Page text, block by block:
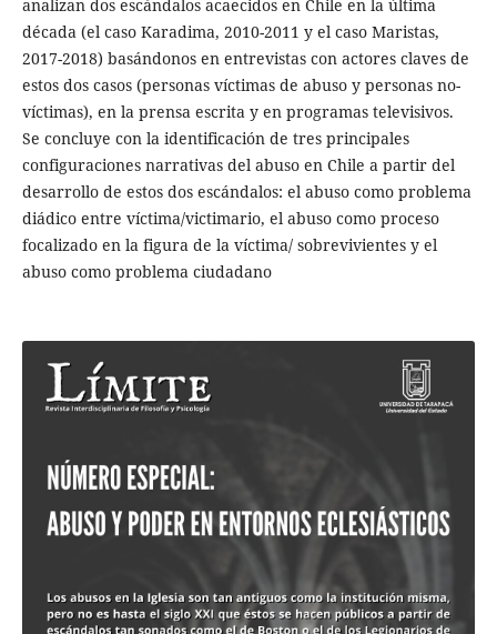
analizan dos escándalos acaecidos en Chile en la última
década (el caso Karadima, 2010-2011 y el caso Maristas,
2017-2018) basándonos en entrevistas con actores claves de
estos dos casos (personas víctimas de abuso y personas no-
víctimas), en la prensa escrita y en programas televisivos.
Se concluye con la identificación de tres principales
configuraciones narrativas del abuso en Chile a partir del
desarrollo de estos dos escándalos: el abuso como problema
diádico entre víctima/victimario, el abuso como proceso
focalizado en la figura de la víctima/ sobrevivientes y el
abuso como problema ciudadano